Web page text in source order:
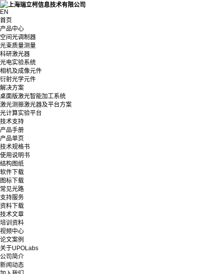
EN
首页
产品中心
空间光调制器
光束质量测量
科研激光器
光电实验系统
相机及成像元件
衍射光学元件
解决方案
桌面版激光智能加工系统
激光测振激光器及平台方案
光计算实验平台
技术支持
产品手册
产品单页
技术规格书
使用说明书
结构图纸
软件下载
图标下载
常见光路
支持服务
资料下载
技术文章
培训资料
视频中心
论文案例
关于UPOLabs
公司简介
新闻动态